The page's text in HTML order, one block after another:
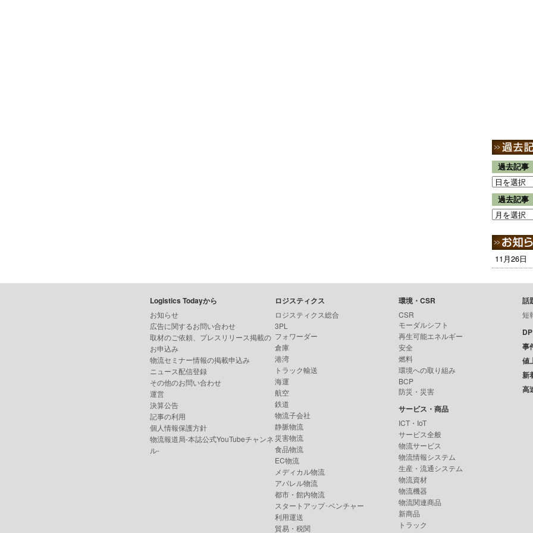
過去記事
過去記事
11月26日
Logistics Todayから
お知らせ
広告に関するお問い合わせ
取材のご依頼、プレスリリース掲載の
お申込み
物流セミナー情報の掲載申込み
ニュース配信登録
その他のお問い合わせ
運営
決算公告
記事の利用
個人情報保護方針
物流報道局-本誌公式YouTubeチャンネ
ル-
ロジスティクス
ロジスティクス総合
3PL
フォワーダー
倉庫
港湾
トラック輸送
海運
航空
鉄道
物流子会社
静脈物流
災害物流
食品物流
EC物流
メディカル物流
アパレル物流
都市・館内物流
スタートアップ･ベンチャー
利用運送
貿易・税関
環境・CSR
CSR
モーダルシフト
再生可能エネルギー
安全
燃料
環境への取り組み
BCP
防災・災害
サービス・商品
ICT・IoT
サービス全般
物流サービス
物流情報システム
生産・流通システム
物流資材
物流機器
物流関連商品
新商品
トラック
話
短
事
値
新
高